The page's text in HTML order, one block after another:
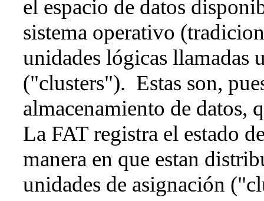
el espacio de datos
sistema operativo
unidades lógicas llamadas
("clusters"). Estas son,
almacenamiento de datos,
La FAT registra el estado
manera en que estan
unidades de asignación